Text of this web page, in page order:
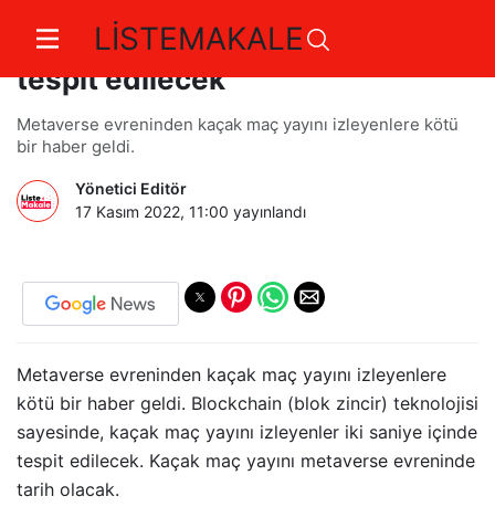
LİSTEMAKALE
Kaçak maç izleyenler 2 saniyede
tespit edilecek
Metaverse evreninden kaçak maç yayını izleyenlere kötü
bir haber geldi.
Yönetici Editör
17 Kasım 2022, 11:00 yayınlandı
Metaverse evreninden kaçak maç yayını izleyenlere
kötü bir haber geldi. Blockchain (blok zincir) teknolojisi
sayesinde, kaçak maç yayını izleyenler iki saniye içinde
tespit edilecek. Kaçak maç yayını metaverse evreninde
tarih olacak.